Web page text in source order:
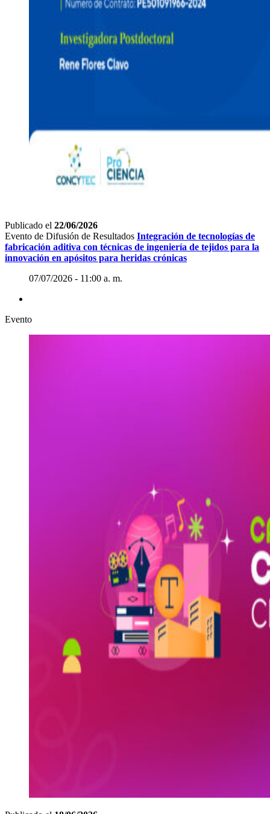
Publicado el 22/06/2026
Evento de Difusión de Resultados Integración de tecnologías de
fabricación aditiva con técnicas de ingeniería de tejidos para la
innovación en apósitos para heridas crónicas
07/07/2026 - 11:00 a. m.
Evento